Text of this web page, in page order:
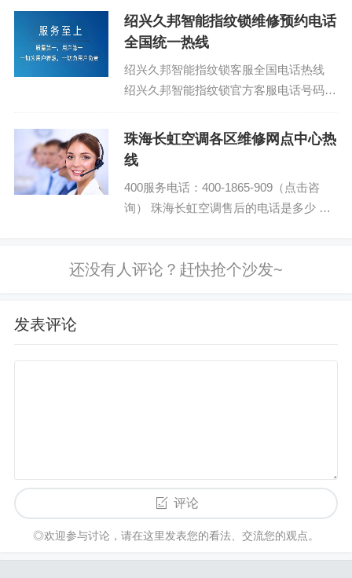
（2）400-...
绍兴久邦智能指纹锁维修预约电话
全国统一热线
绍兴久邦智能指纹锁客服全国电话热线
绍兴久邦智能指纹锁官方客服电话号码：
厂家客服中心...
珠海长虹空调各区维修网点中心热
线
400服务电话：400-1865-909（点击咨
询） 珠海长虹空调售后的电话是多少 长
发表评论
评论
◎欢迎参与讨论，请在这里发表您的看法、交流您的观点。